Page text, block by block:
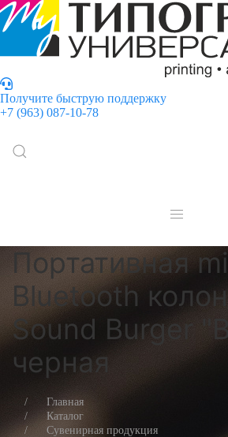
Получите быструю поддержку
+7 (963) 087-10-78
Портативная
Bluetooth
Sound Burger
черная
Главная
Каталог
Сувенирная продукция